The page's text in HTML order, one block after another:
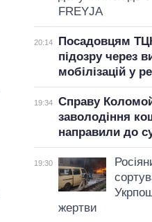
FREYJA
20:14
Посадовцям
підозру через
мобілізацій у
19:34
Справу
заволодіння
направили до
19:30
жертви